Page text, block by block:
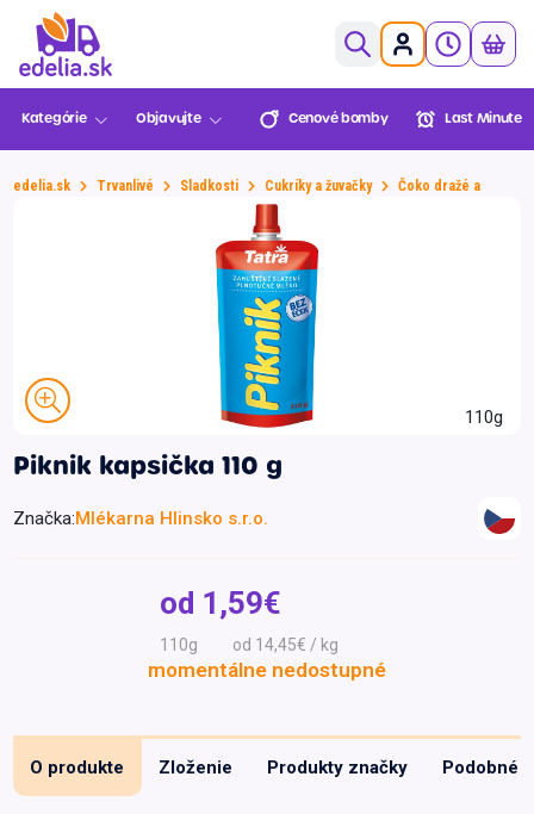
Košík je prázdny
Môžete objednať!
Prejsť do pokladne
Kategórie Objavujte Cenové bomby Last Minute
BENU
Multinákup
Viac za menej
Slovenská
Zvoz
Darčekové
poukazy
Recepty
Ovocie a zelenina
Trvanlivé
Alkohol
Športová výživa
Drogéria a kozmetika
Domáci miláčikovia
edelia.sk Trvanlivé Sladkosti Cukríky a žuvačky Čoko dražé a Tuby
110g
Piknik kapsička 110 g
Značka:Mlékarna Hlinsko s.r.o.
od 1,59€
110g od 14,45€ / kg
momentálne nedostupné
O produkte Zloženie Produkty značky Podobné